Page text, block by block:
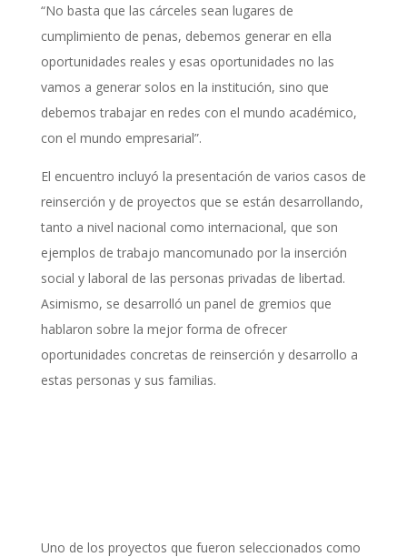
“No basta que las cárceles sean lugares de
cumplimiento de penas, debemos generar en ella
oportunidades reales y esas oportunidades no las
vamos a generar solos en la institución, sino que
debemos trabajar en redes con el mundo académico,
con el mundo empresarial”.
El encuentro incluyó la presentación de varios casos de
reinserción y de proyectos que se están desarrollando,
tanto a nivel nacional como internacional, que son
ejemplos de trabajo mancomunado por la inserción
social y laboral de las personas privadas de libertad.
Asimismo, se desarrolló un panel de gremios que
hablaron sobre la mejor forma de ofrecer
oportunidades concretas de reinserción y desarrollo a
estas personas y sus familias.
Uno de los proyectos que fueron seleccionados como